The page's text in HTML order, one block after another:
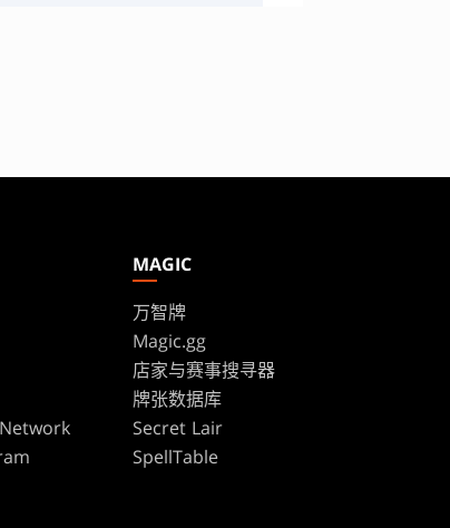
MAGIC
万智牌
Magic.gg
店家与赛事搜寻器
牌张数据库
Secret Lair
SpellTable